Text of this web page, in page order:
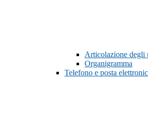
Articolazione degli
Organigramma
Telefono e posta